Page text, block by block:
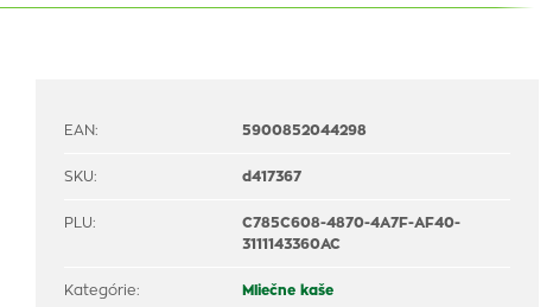
EAN: 5900852044298
SKU: d417367
PLU:
C785C608-4870-4A7F-AF40-
3111143360AC
Kategórie: Mliečne kaše